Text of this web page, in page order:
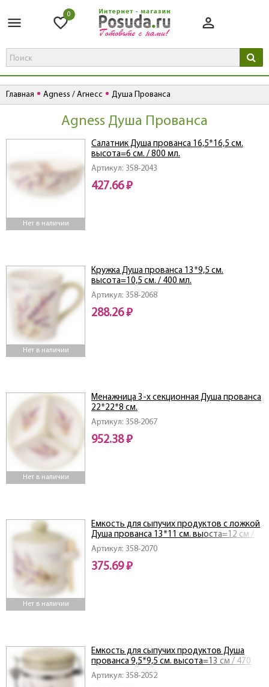
0
Главная Agness / Агнесс Душа Прованса
Agness Душа Прованса
Нет в наличии
Артикул: 358-2043
Салатник Душа прованса 16,5*16,5 см.
высота=6 см. / 800 мл.
427.66 ₽
Нет в наличии
Артикул: 358-2068
Кружка Душа прованса 13*9,5 см.
высота=10,5 см. / 400 мл.
288.26 ₽
Нет в наличии
Артикул: 358-2067
Менажница 3-х секционная Душа прованса
22*22*8 см.
952.38 ₽
Нет в наличии
Артикул: 358-2070
Емкость для сыпучих продуктов с ложкой
Душа прованса 13*11 см. выоста=12 см /
300 мл
375.69 ₽
Артикул: 358-2052
Емкость для сыпучих продуктов Душа
прованса 9,5*9,5 см. высота=13 см / 470
мл